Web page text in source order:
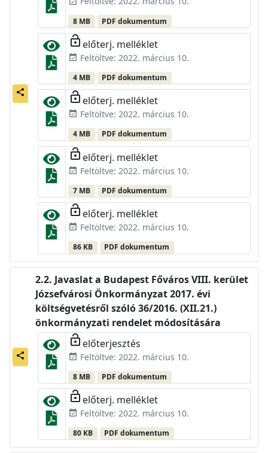
share
8 MB PDF dokumentum
lock_open előterj. melléklet
event_available Feltöltve: 2022. március 10.
4 MB PDF dokumentum
lock_open előterj. melléklet
event_available Feltöltve: 2022. március 10.
4 MB PDF dokumentum
lock_open előterj. melléklet
event_available Feltöltve: 2022. március 10.
7 MB PDF dokumentum
lock_open előterj. melléklet
event_available Feltöltve: 2022. március 10.
86 KB PDF dokumentum
share
Javaslat a Budapest Főváros VIII. kerület
Józsefvárosi Önkormányzat 2017. évi
költségvetésről szóló 36/2016. (XII.21.)
önkormányzati rendelet módosítására
lock_open előterjesztés
event_available Feltöltve: 2022. március 10.
8 MB PDF dokumentum
lock_open előterj. melléklet
event_available Feltöltve: 2022. március 10.
80 KB PDF dokumentum